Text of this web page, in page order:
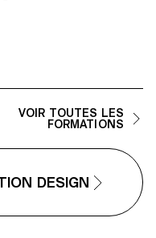
limiter à la génération de texte
d’images.
VOIR TOUTES LES
FORMATIONS
DESIGN